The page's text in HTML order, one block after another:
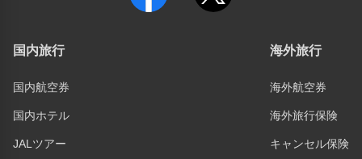
国内旅行
国内航空券
国内ホテル
JALツアー
海外旅行
海外航空券
海外旅行保険
キャンセル保険